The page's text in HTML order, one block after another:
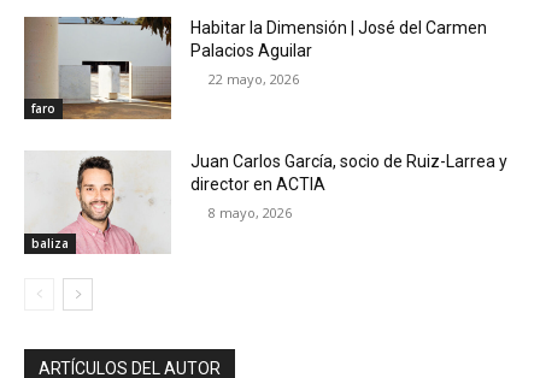
faro
Habitar la Dimensión | José del Carmen
Palacios Aguilar
22 mayo, 2026
baliza
Juan Carlos García, socio de Ruiz-Larrea y
director en ACTIA
8 mayo, 2026
ARTÍCULOS DEL AUTOR